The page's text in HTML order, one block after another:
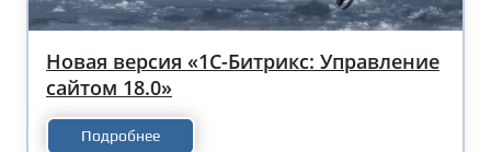
Новая версия «1С-Битрикс: Управление
сайтом 18.0»
Подробнее